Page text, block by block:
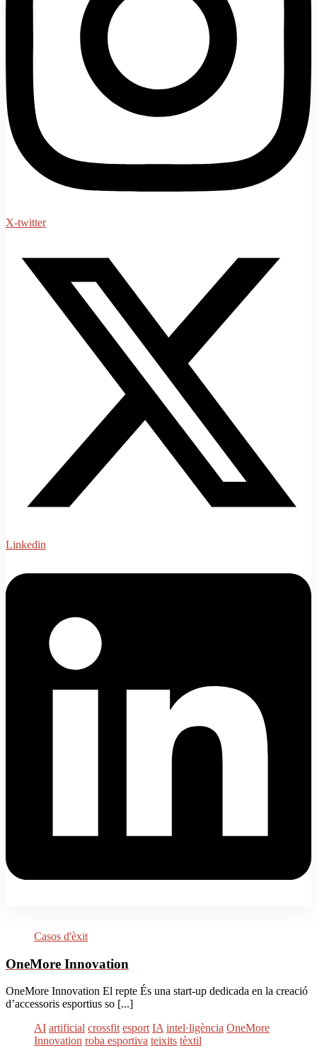
X-twitter
Linkedin
Casos d'èxit
OneMore Innovation
OneMore Innovation El repte És una start-up dedicada en la creació
d’accessoris esportius so [...]
AI artificial crossfit esport IA intel·ligència OneMore
Innovation roba esportiva teixits tèxtil